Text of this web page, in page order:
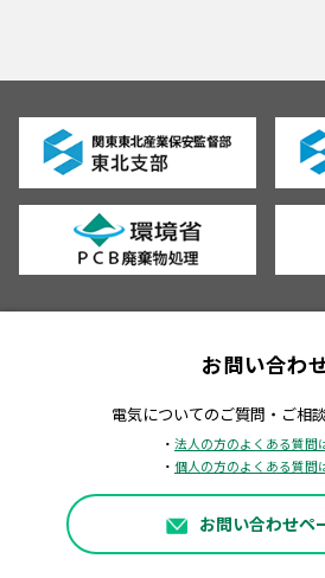
お問い合わ
電気についてのご質問・ご相
・ 法人の方のよくある質問
・ 個人の方のよくある質問
お問い合わせペ